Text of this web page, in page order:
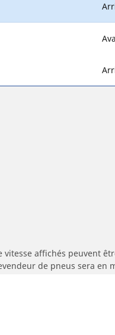
vitesse affichés peuvent
de pneus sera en